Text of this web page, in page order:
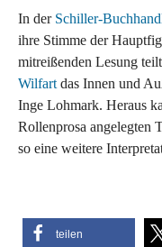
In der Schiller-
ihre Stimme der
mitreißenden Lesung
Wilfart das Innen und
Inge Lohmark. Heraus
Rollenprosa angelegten
so eine weitere
teilen